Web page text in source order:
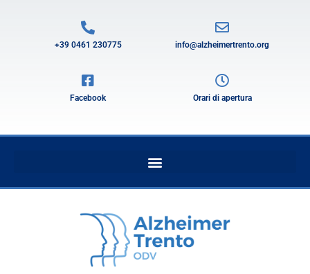
+39 0461 230775 info@alzheimertrento.org
Facebook Orari di apertura